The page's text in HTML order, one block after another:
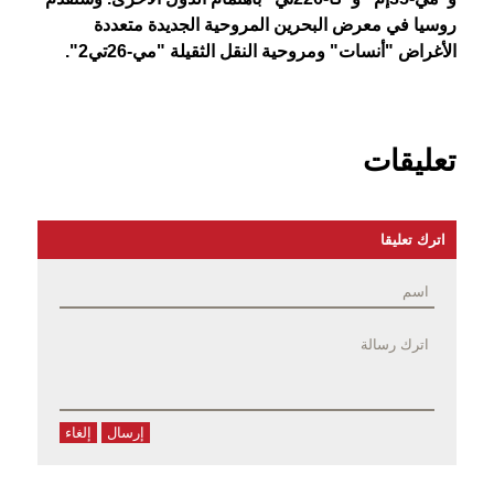
روسيا في معرض البحرين المروحية الجديدة متعددة
الأغراض "أنسات" ومروحية النقل الثقيلة "مي-26تي2".
تعليقات
اترك تعليقا
إرسال إلغاء